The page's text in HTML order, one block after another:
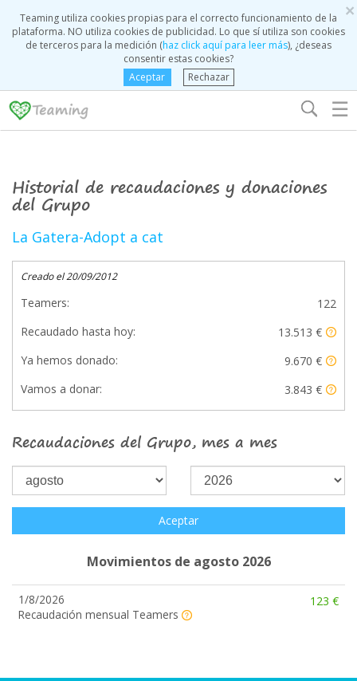
×
Teaming utiliza cookies propias para el correcto funcionamiento de la
plataforma. NO utiliza cookies de publicidad. Lo que sí utiliza son cookies
de terceros para la medición (haz click aquí para leer más), ¿deseas
consentir estas cookies?
Aceptar
Rechazar
☰
Historial de recaudaciones y donaciones
del Grupo
La Gatera-Adopt a cat
Creado el 20/09/2012
Teamers:
122
Recaudado hasta hoy:
13.513 €
Ya hemos donado:
9.670 €
Vamos a donar:
3.843 €
Recaudaciones del Grupo, mes a mes
Aceptar
Movimientos de agosto 2026
1/8/2026
Recaudación mensual Teamers
123 €